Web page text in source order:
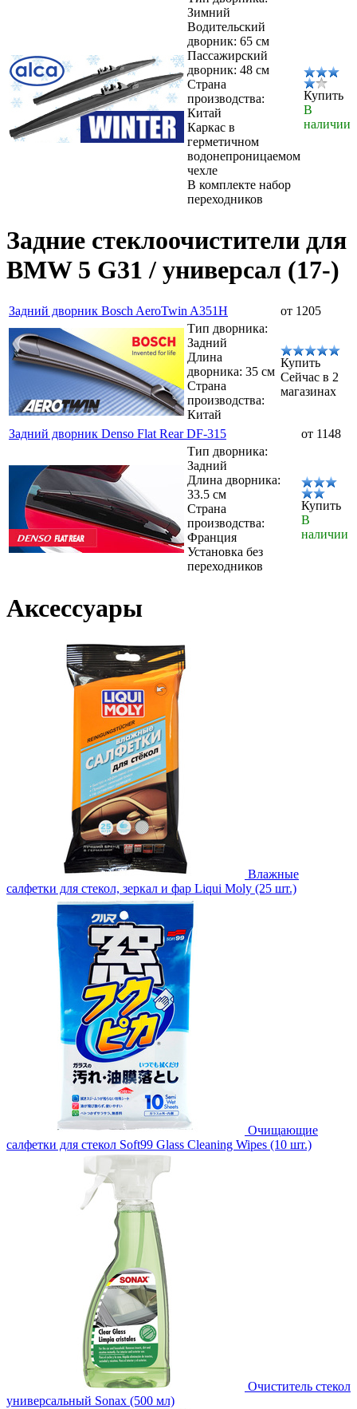
Зимний
Водительский
дворник: 65 см
Пассажирский
дворник: 48 см
Страна
производства:
Китай
Каркас в
герметичном
водонепроницаемом
чехле
В комплекте набор
переходников
Купить
В
наличии
Задние стеклоочистители для
BMW 5 G31 / универсал (17-)
Задний дворник Bosch AeroTwin A351H
от 1205
Тип дворника:
Задний
Длина
дворника: 35 см
Страна
производства:
Китай
Купить
Сейчас в 2
магазинах
Задний дворник Denso Flat Rear DF-315
от 1148
Тип дворника:
Задний
Длина дворника:
33.5 см
Страна
производства:
Франция
Установка без
переходников
Купить
В
наличии
Аксессуары
Влажные
салфетки для стекол, зеркал и фар Liqui Moly (25 шт.)
Очищающие
салфетки для стекол Soft99 Glass Cleaning Wipes (10 шт.)
Очиститель стекол
универсальный Sonax (500 мл)